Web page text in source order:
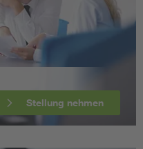
Stellung nehmen